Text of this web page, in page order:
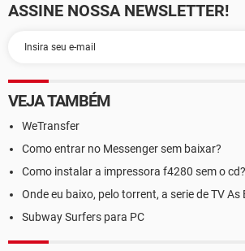
ASSINE NOSSA NEWSLETTER!
VEJA TAMBÉM
WeTransfer
Como entrar no Messenger sem baixar?
Como instalar a impressora f4280 sem o cd?
Onde eu baixo, pelo torrent, a serie de TV As
Subway Surfers para PC